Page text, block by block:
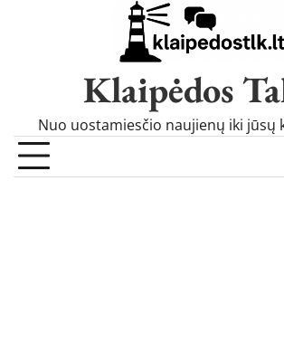
Klaipėdos
Nuo uostamiesčio naujienų iki jūsų